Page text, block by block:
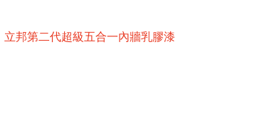
立邦第二代超級五合一內牆乳膠漆